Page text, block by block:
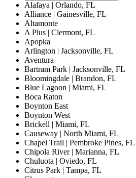
Alafaya | Orlando, FL
Alliance | Gainesville, FL
Altamonte
A Plus | Clermont, FL
Apopka
Arlington | Jacksonville, FL
Aventura
Bartram Park | Jacksonville, FL
Bloomingdale | Brandon, FL
Blue Lagoon | Miami, FL
Boca Raton
Boynton East
Boynton West
Brickell | Miami, FL
Causeway | North Miami, FL
Chapel Trail | Pembroke Pines, FL
Chipola River | Marianna, FL
Chuluota | Oviedo, FL
Citrus Park | Tampa, FL